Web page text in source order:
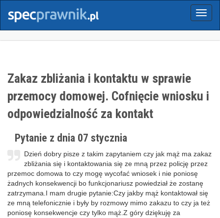
Menu
Zakaz zbliżania i kontaktu w sprawie
przemocy domowej. Cofnięcie wniosku i
odpowiedzialność za kontakt
Pytanie z dnia 07 stycznia
Dzień dobry pisze z takim zapytaniem czy jak mąż ma zakaz
zbliżania się i kontaktowania się ze mną przez policję przez
przemoc domowa to czy mogę wycofać wniosek i nie poniosę
żadnych konsekwencji bo funkcjonariusz powiedział że zostanę
zatrzymana.I mam drugie pytanie:Czy jakby mąż kontaktował się
ze mną telefonicznie i były by rozmowy mimo zakazu to czy ja też
poniosę konsekwencje czy tylko mąż.Z góry dziękuję za